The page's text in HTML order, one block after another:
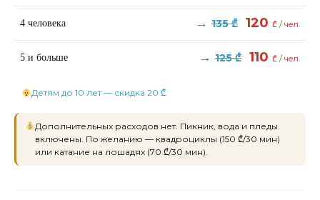
4 человека → 135 ₾ 120 ₾ / чел.
5 и больше → 125 ₾ 110 ₾ / чел.
Детям до 10 лет — скидка 20 ₾.
Дополнительных расходов нет. Пикник, вода и пледы
включены. По желанию — квадроциклы (150 ₾/30 мин)
или катание на лошадях (70 ₾/30 мин).